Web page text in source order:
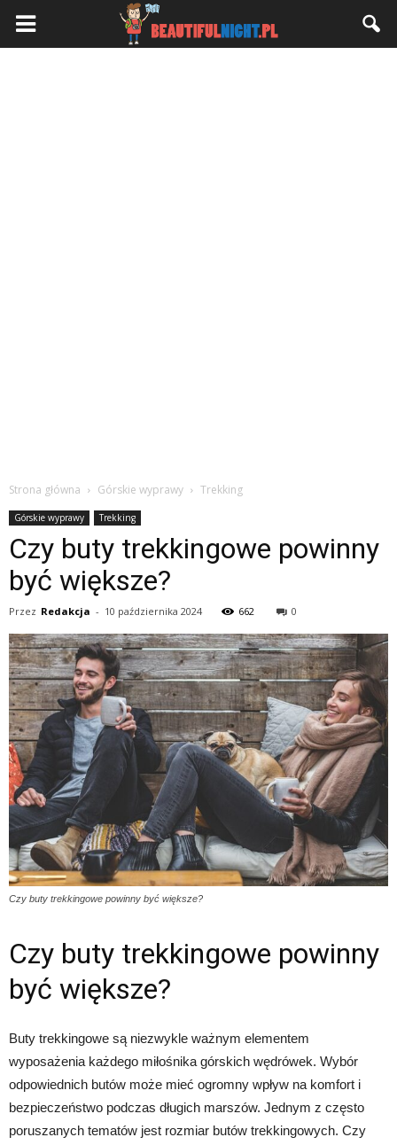
Strona główna Górskie wyprawy Trekking
Górskie wyprawy Trekking
Czy buty trekkingowe powinny
być większe?
Przez Redakcja - 10 października 2024 662 0
Czy buty trekkingowe powinny być większe?
Czy buty trekkingowe powinny
być większe?
Buty trekkingowe są niezwykle ważnym elementem
wyposażenia każdego miłośnika górskich wędrówek. Wybór
odpowiednich butów może mieć ogromny wpływ na komfort i
bezpieczeństwo podczas długich marszów. Jednym z często
poruszanych tematów jest rozmiar butów trekkingowych. Czy